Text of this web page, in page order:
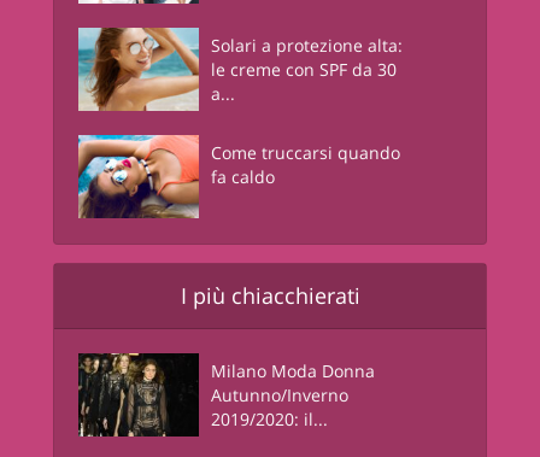
Solari a protezione alta:
le creme con SPF da 30
a...
Come truccarsi quando
fa caldo
I più chiacchierati
Milano Moda Donna
Autunno/Inverno
2019/2020: il...